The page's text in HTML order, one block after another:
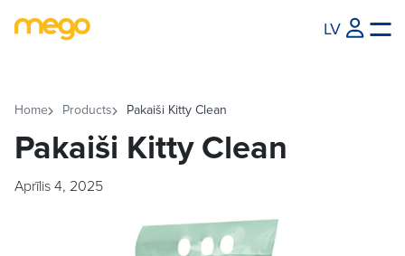
LV
Home Products Pakaiši Kitty Clean
Pakaiši Kitty Clean
Aprīlis 4, 2025